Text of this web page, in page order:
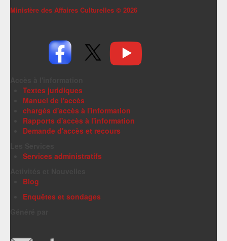
Ministère des Affaires Culturelles © 2026
Textes juridiques
Manuel de l'accès
chargés d'accès à l'information
Rapports d'accès à l'information
Demande d'accès et recours
Services administratifs
Blog
Enquêtes et sondages